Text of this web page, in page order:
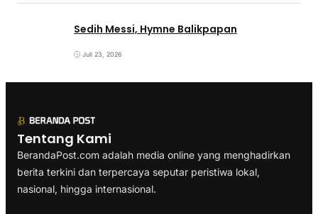
Sedih Messi, Hymne Balikpapan
Juli 23, 2026
Tentang Kami
BerandaPost.com adalah media online yang menghadirkan
berita terkini dan terpercaya seputar peristiwa lokal,
nasional, hingga internasional.